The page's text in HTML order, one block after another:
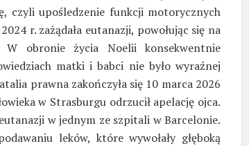
czyli upośledzenie funkcji motorycznych
r. zażądała eutanazji, powołując się na
W obronie życia Noelii konsekwentnie
matki i babci nie było wyraźnej
prawna zakończyła się 10 marca 2026
w Strasburgu odrzucił apelację ojca.
w jednym ze szpitali w Barcelonie.
leków, które wywołały głęboką